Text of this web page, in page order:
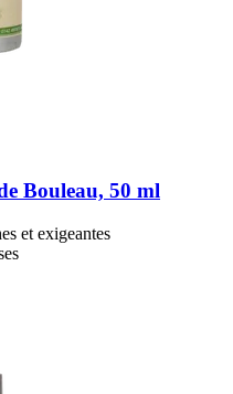
Bouleau, 50 ml
et exigeantes